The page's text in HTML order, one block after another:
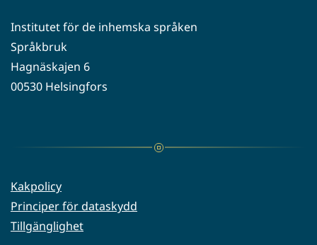
palveluun)
Institutet för de inhemska språken
Språkbruk
Hagnäskajen 6
00530 Helsingfors
Kakpolicy
Principer för dataskydd
Tillgänglighet